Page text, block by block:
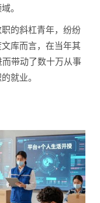
。
的斜杠青年，纷纷
库而言，在当年其
带动了数十万从事
就业。